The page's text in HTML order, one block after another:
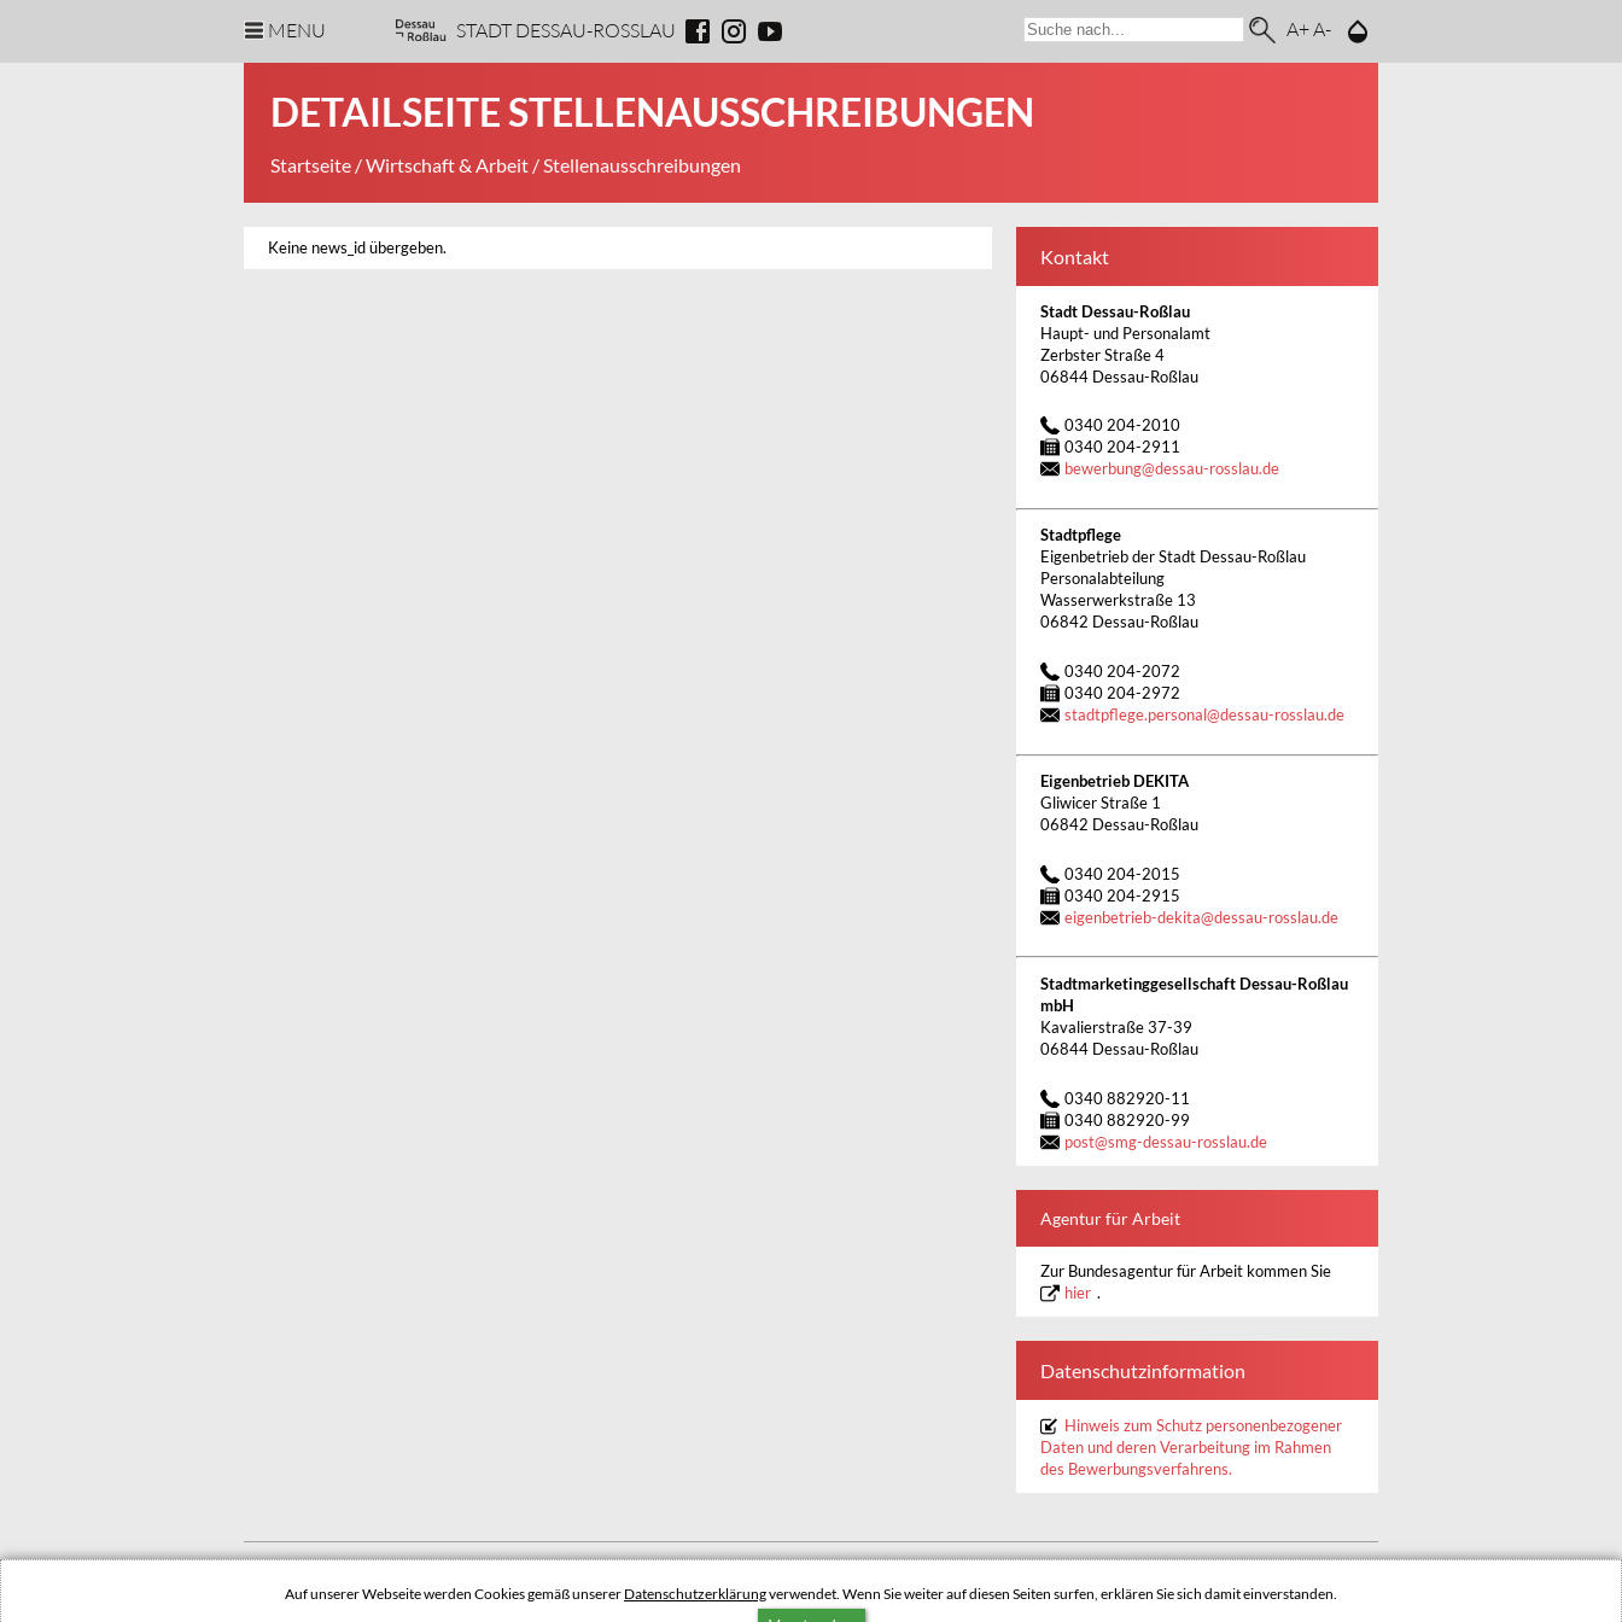
Auf unserer Webseite werden Cookies gemäß unserer Datenschutzerklärungverwendet. Wenn Sie weiter auf diesen Seiten surfen, erklären Sie sich damit einverstanden.
MENU STADT DESSAU-ROSSLAU A+A-
DETAILSEITE STELLENAUSSCHREIBUNGEN
Startseite /Wirtschaft & Arbeit / Stellenausschreibungen
Keine news_id übergeben. Kontakt
Stadt Dessau-Roßlau
Haupt- und Personalamt
Zerbster Straße 4
06844 Dessau-Roßlau
0340 204-2010
0340 204-2911
bewerbung@dessau-rosslau.de
Stadtpflege
Eigenbetrieb der Stadt Dessau-Roßlau
Personalabteilung
Wasserwerkstraße 13
06842 Dessau-Roßlau
0340 204-2072
0340 204-2972
stadtpflege.personal @dessau-rosslau.de
Eigenbetrieb DEKITA
Gliwicer Straße 1
06842 Dessau-Roßlau
0340 204-2015
0340 204-2915
eigenbetrieb-dekita@dessau-rosslau.de
Stadtmarketinggesellschaft Dessau-Roßlau
mbH
Kavalierstraße 37-39
06844 Dessau-Roßlau
0340 882920-11
0340 882920-99
post@smg-dessau-rosslau.de
Agentur für Arbeit
Zur Bundesagentur für Arbeit kommen Sie
hier .
Datenschutzinformation
Hinweis zum Schutz personenbezogener
Daten und deren Verarbeitung im Rahmen
des Bewerbungsverfahrens.
© 2022 Stadt Dessau-Roßlau BARRIEREFREIHEIT DATENSCHUTZERKLÄRUNG INHALTSVERZEICHNIS
IMPRESSUM
NACH OBEN